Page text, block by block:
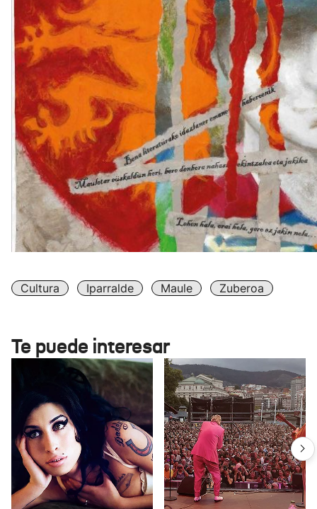
Cultura Iparralde Maule Zuberoa
Te puede interesar